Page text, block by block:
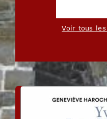
Voir tous